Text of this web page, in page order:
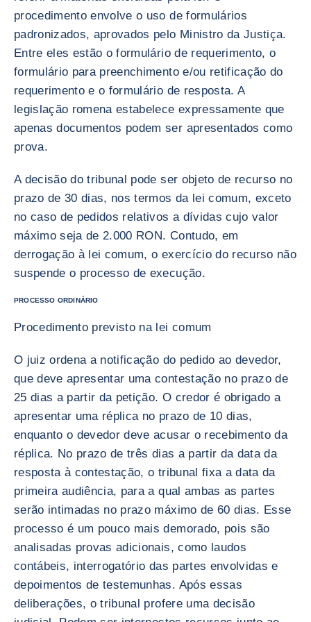
procedimento envolve o uso de formulários
padronizados, aprovados pelo Ministro da Justiça.
Entre eles estão o formulário de requerimento, o
formulário para preenchimento e/ou retificação do
requerimento e o formulário de resposta. A
legislação romena estabelece expressamente que
apenas documentos podem ser apresentados como
prova.
A decisão do tribunal pode ser objeto de recurso no
prazo de 30 dias, nos termos da lei comum, exceto
no caso de pedidos relativos a dívidas cujo valor
máximo seja de 2.000 RON. Contudo, em
derrogação à lei comum, o exercício do recurso não
suspende o processo de execução.
PROCESSO ORDINÁRIO
Procedimento previsto na lei comum
O juiz ordena a notificação do pedido ao devedor,
que deve apresentar uma contestação no prazo de
25 dias a partir da petição. O credor é obrigado a
apresentar uma réplica no prazo de 10 dias,
enquanto o devedor deve acusar o recebimento da
réplica. No prazo de três dias a partir da data da
resposta à contestação, o tribunal fixa a data da
primeira audiência, para a qual ambas as partes
serão intimadas no prazo máximo de 60 dias. Esse
processo é um pouco mais demorado, pois são
analisadas provas adicionais, como laudos
contábeis, interrogatório das partes envolvidas e
depoimentos de testemunhas. Após essas
deliberações, o tribunal profere uma decisão